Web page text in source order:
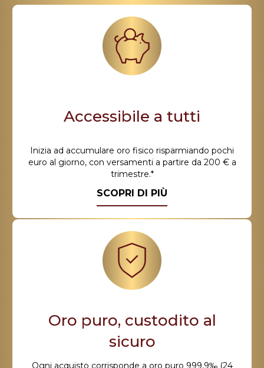
Accessibile a tutti
Inizia ad accumulare oro fisico risparmiando pochi
euro al giorno, con versamenti a partire da 200 € a
trimestre.*
SCOPRI DI PIÙ
Oro puro, custodito al
sicuro
Ogni acquisto corrisponde a oro puro 999,9‰ (24